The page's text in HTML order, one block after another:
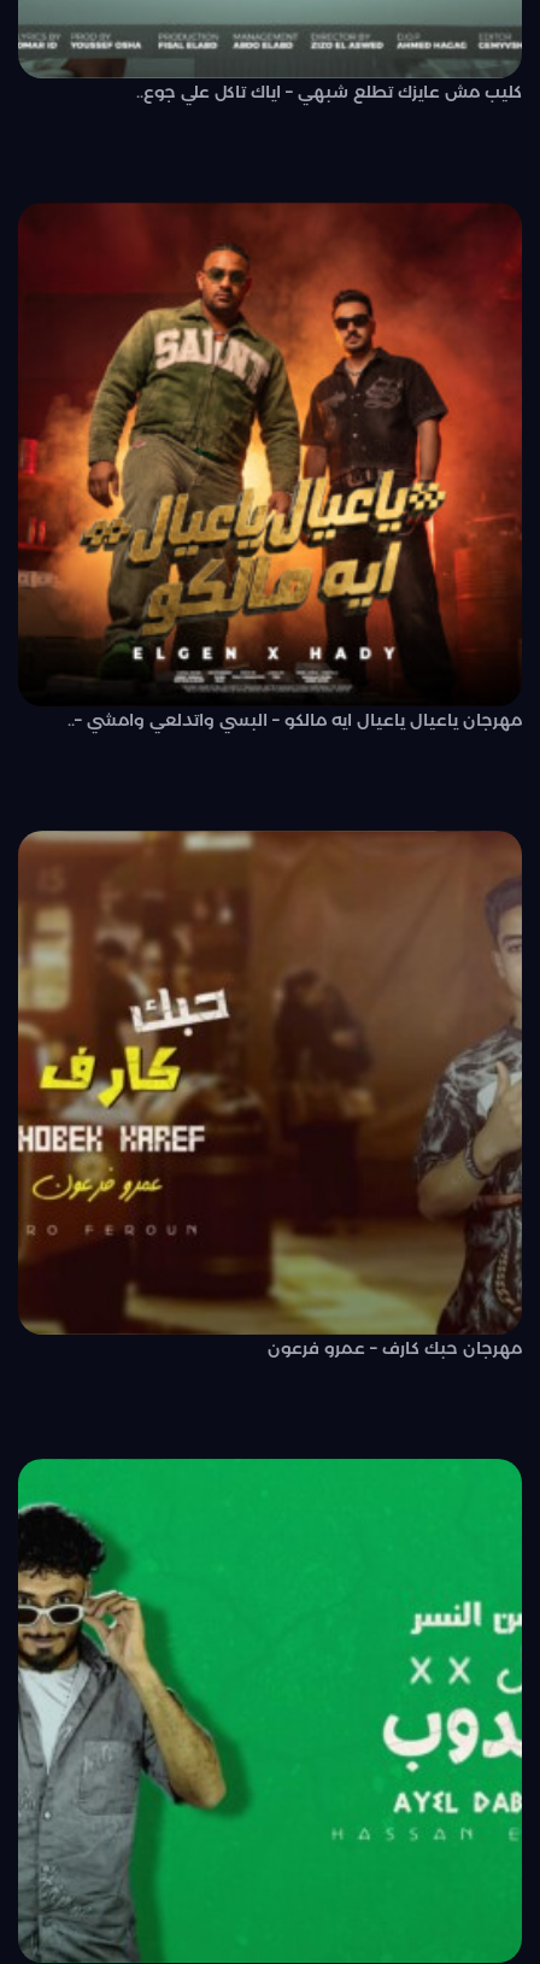
كليب مش عايزك تطلع شبهي – اياك تاكل علي جوع..
مهرجان ياعيال ياعيال ايه مالكو – البسي واتدلعي وامشي –..
مهرجان حبك كارف – عمرو فرعون